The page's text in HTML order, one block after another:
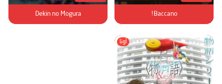
Baccano!
Dekin no Mogura
أونا